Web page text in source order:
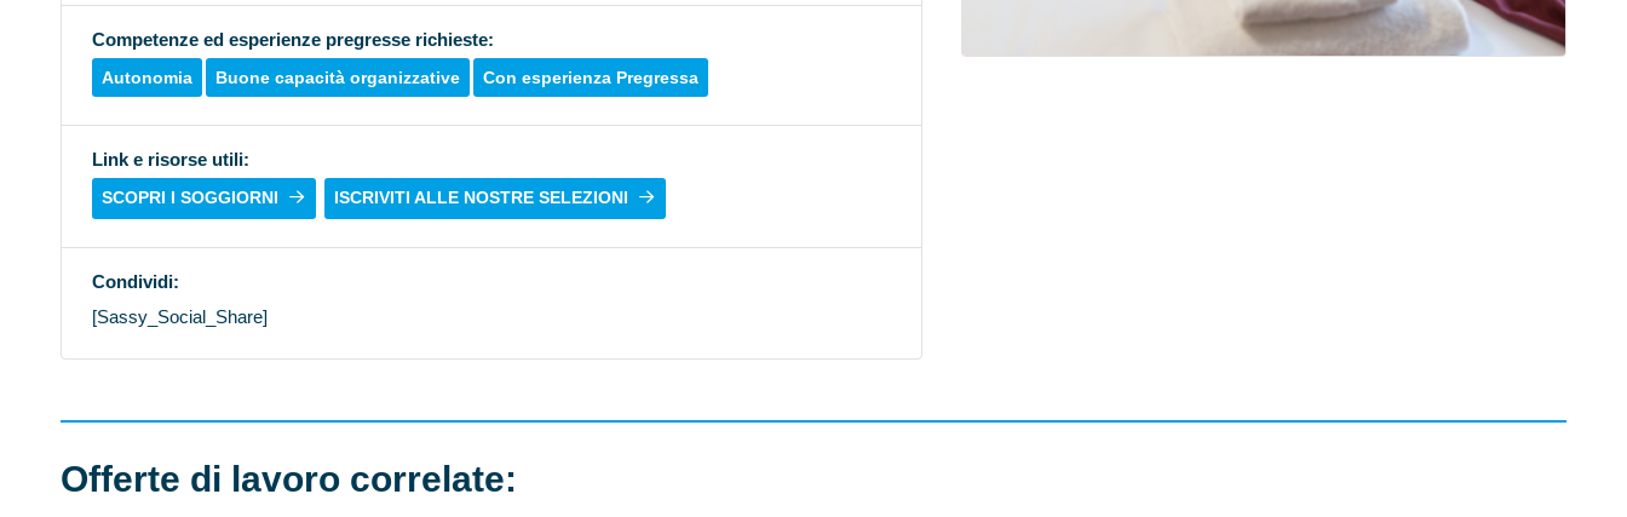
Competenze ed esperienze pregresse richieste:
Autonomia Buone capacità organizzative Con esperienza Pregressa
Link e risorse utili:
SCOPRI I SOGGIORNI ISCRIVITI ALLE NOSTRE SELEZIONI
Condividi:
[Sassy_Social_Share]
Offerte di lavoro correlate: